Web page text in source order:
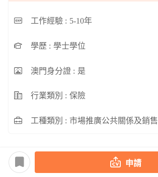
工作經驗 : 5-10年
學歷 : 學士學位
澳門身分證 : 是
行業類別 : 保險
工種類別 : 市場推廣公共關係及銷售
申請